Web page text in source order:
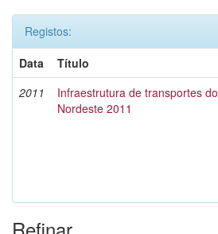
Registos:
Data
Título
2011
Infraestrutura de transportes do
Nordeste 2011